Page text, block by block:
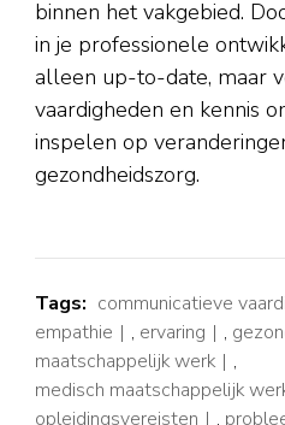
binnen het vakgebied.
in je professionele
alleen up-to-date, maar
vaardigheden en kennis
inspelen op
gezondheidszorg.
Tags: communicatieve
empathie
, ervaring ,
maatschappelijk werk
,
medisch maatschappelijk
opleidingsvereisten
,